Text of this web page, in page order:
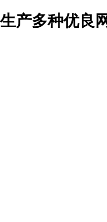
产多种优良